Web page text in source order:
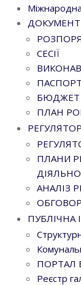
СЕСІЇ
БЮДЖЕТ
ПЛАН
ПЛАНИ
АНАЛІЗ
ПУБЛІЧНА
ПОРТАЛ
Реєстр